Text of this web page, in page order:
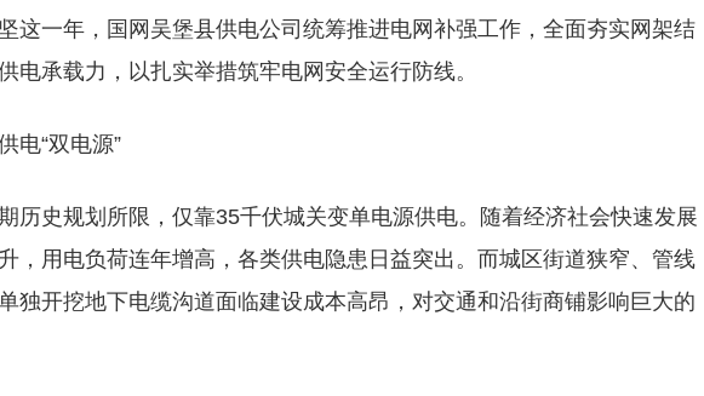
一年，国网吴堡县供电公司统筹推进电网补强工作，全面夯实网架结
电承载力，以扎实举措筑牢电网安全运行防线。
电“双电源”
历史规划所限，仅靠35千伏城关变单电源供电。随着经济社会快速发展
，用电负荷连年增高，各类供电隐患日益突出。而城区街道狭窄、管线
独开挖地下电缆沟道面临建设成本高昂，对交通和沿街商铺影响巨大的